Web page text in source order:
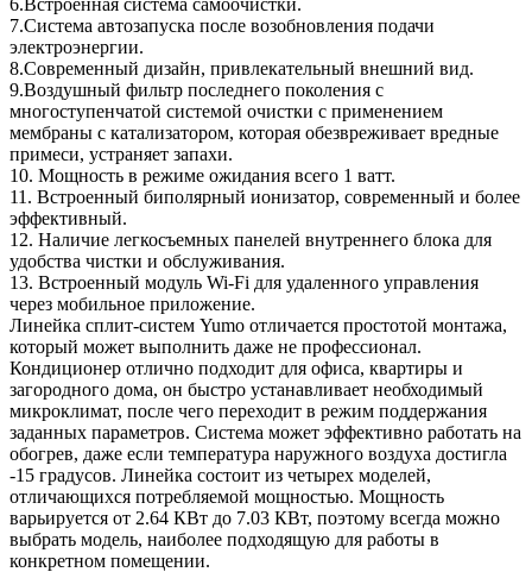
7.Система автозапуска после возобновления подачи
электроэнергии.
8.Современный дизайн, привлекательный внешний вид.
9.Воздушный фильтр последнего поколения с
многоступенчатой системой очистки с применением
мембраны с катализатором, которая обезвреживает вредные
примеси, устраняет запахи.
10. Мощность в режиме ожидания всего 1 ватт.
11. Встроенный биполярный ионизатор, современный и более
эффективный.
12. Наличие легкосъемных панелей внутреннего блока для
удобства чистки и обслуживания.
13. Встроенный модуль Wi-Fi для удаленного управления
через мобильное приложение.
Линейка сплит-систем Yumo отличается простотой монтажа,
который может выполнить даже не профессионал.
Кондиционер отлично подходит для офиса, квартиры и
загородного дома, он быстро устанавливает необходимый
микроклимат, после чего переходит в режим поддержания
заданных параметров. Система может эффективно работать на
обогрев, даже если температура наружного воздуха достигла
-15 градусов. Линейка состоит из четырех моделей,
отличающихся потребляемой мощностью. Мощность
варьируется от 2.64 КВт до 7.03 КВт, поэтому всегда можно
выбрать модель, наиболее подходящую для работы в
конкретном помещении.